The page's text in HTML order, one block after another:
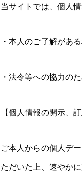
当サイトでは、個人
・本人のご了解があ
・法令等への協力の
【個人情報の開示、
ご本人からの個人デ
ただいた上、速やか